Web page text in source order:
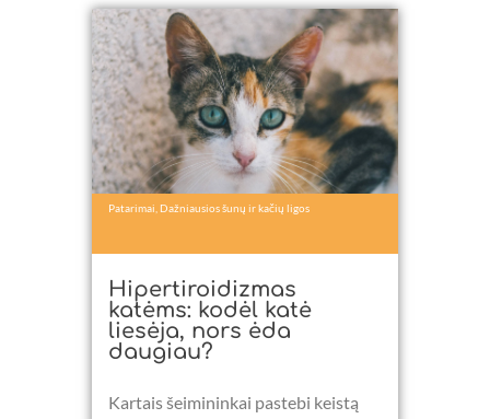
Patarimai Dažniausios šunų ir kačių ligos
Hipertiroidizmas
katėms: kodėl katė
liesėja, nors ėda
daugiau?
Kartais šeimininkai pastebi keistą